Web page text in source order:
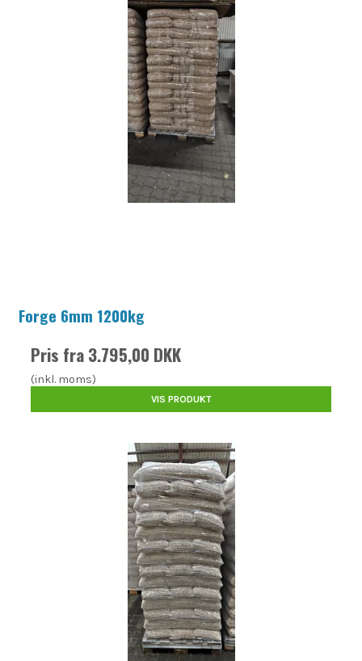
Forge 6mm 1200kg
Pris fra3.795,00 DKK
(inkl. moms)
VIS PRODUKT